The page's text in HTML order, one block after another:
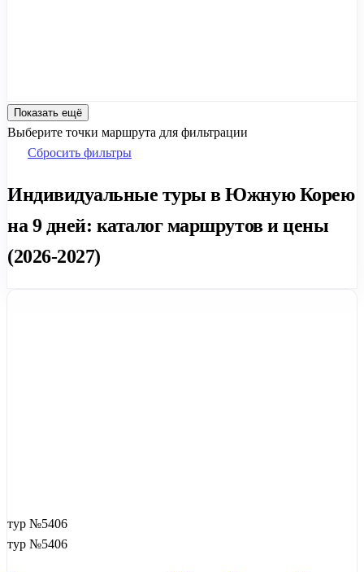
Показать ещё
Выберите точки маршрута для фильтрации
Сбросить фильтры
Индивидуальные туры в Южную Корею
на 9 дней: каталог маршрутов и цены
(2026-2027)
тур №5406
тур №5406